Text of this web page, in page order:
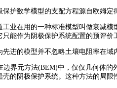
数学模型的支配方程源自欧姆定律
在用的一种标准模型叫做衰减模型
只能作为阴极保护系统配置的预评价
的模型并不忽略土壤电阻率在域内
元方法(BEM)中，仅仅几何体的外
壳的阴极保护系统。这种方法的局限